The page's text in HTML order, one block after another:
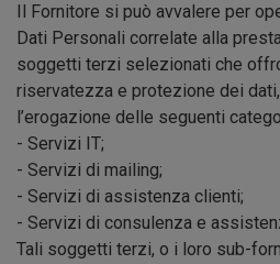
Il Fornitore si può avvalere per
Dati Personali correlate alla
soggetti terzi selezionati che
riservatezza e protezione dei
l’erogazione delle seguenti
- Servizi IT;
- Servizi di mailing;
- Servizi di assistenza clienti;
- Servizi di consulenza e
Tali soggetti terzi, o i loro sub-